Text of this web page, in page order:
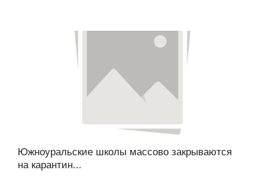
Южноуральские школы массово закрываются
на карантин...